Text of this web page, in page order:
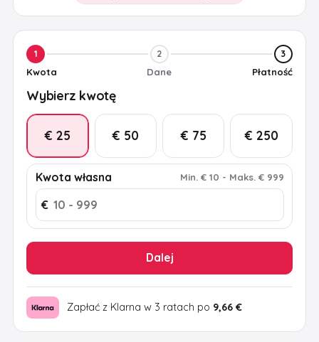
1
Kwota
2
Dane
3
Płatność
Wybierz kwotę
€ 25 € 50 € 75 € 250
Kwota własna Min. € 10 - Maks. € 999
€
Dalej
Zapłać z Klarna w 3 ratach po 9,66 €